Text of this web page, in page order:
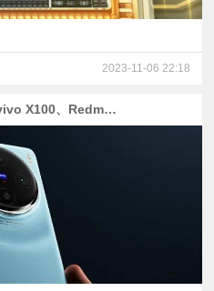
2023-11-06 22:18
【新机爆料汇总】再忍忍手，vivo X100、Redmi K70、iQOO 12、一加12、真我GT5 Pro等大波新机将至